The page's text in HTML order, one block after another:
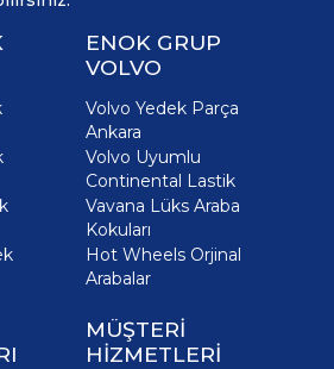
ENOK GRUP
VOLVO
Volvo Yedek Parça
Ankara
Volvo Uyumlu
Continental Lastik
Vavana Lüks Araba
Kokuları
Hot Wheels Orjinal
Arabalar
MÜŞTERİ
HİZMETLERİ